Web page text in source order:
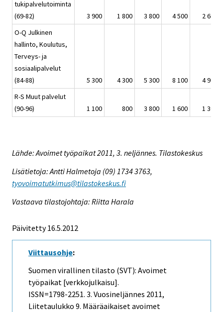
tukipalvelutoiminta
(69-82)
3 900 1 800 3 800 4 500
2 600
O-Q Julkinen
hallinto, Koulutus,
Terveys- ja
sosiaalipalvelut
(84-88)
5 300 4 300 5 300 8 100
4 900
R-S Muut palvelut
(90-96)
1 100 800 3 800 1 600 1 300
Lähde: Avoimet työpaikat 2011, 3. neljännes. Tilastokeskus
Lisätietoja: Antti Halmetoja (09) 1734 3763,
tyovoimatutkimus@tilastokeskus.fi
Vastaava tilastojohtaja: Riitta Harala
Päivitetty 16.5.2012
Viittausohje:
Suomen virallinen tilasto (SVT): Avoimet
työpaikat [verkkojulkaisu].
ISSN=1798-2251. 3. Vuosineljännes 2011,
Liitetaulukko 9. Määräaikaiset avoimet